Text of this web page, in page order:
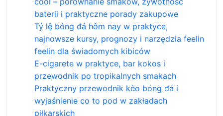
baterii i praktyczne porady zakupowe
Tỷ lệ bóng đá hôm nay w praktyce,
najnowsze kursy, prognozy i narzędzia feelin
feelin dla świadomych kibiców
E-cigarete w praktyce, bar kokos i
przewodnik po tropikalnych smakach
Praktyczny przewodnik kèo bóng đá i
wyjaśnienie co to pod w zakładach
piłkarskich